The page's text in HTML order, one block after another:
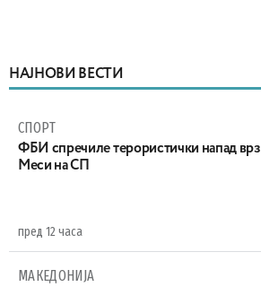
НАЈНОВИ ВЕСТИ
СПОРТ
ФБИ спречиле терористички напад врз
Меси на СП
пред 12 часа
МАКЕДОНИЈА